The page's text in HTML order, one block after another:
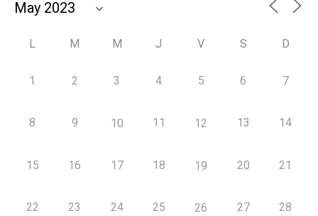
L M M J V S D
1 2 3 4 5 6 7
8 9 10 11 12 13 14
15 16 17 18 19 20 21
22 23 24 25 26 27 28